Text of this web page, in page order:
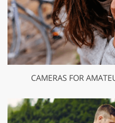
CAMERAS FOR